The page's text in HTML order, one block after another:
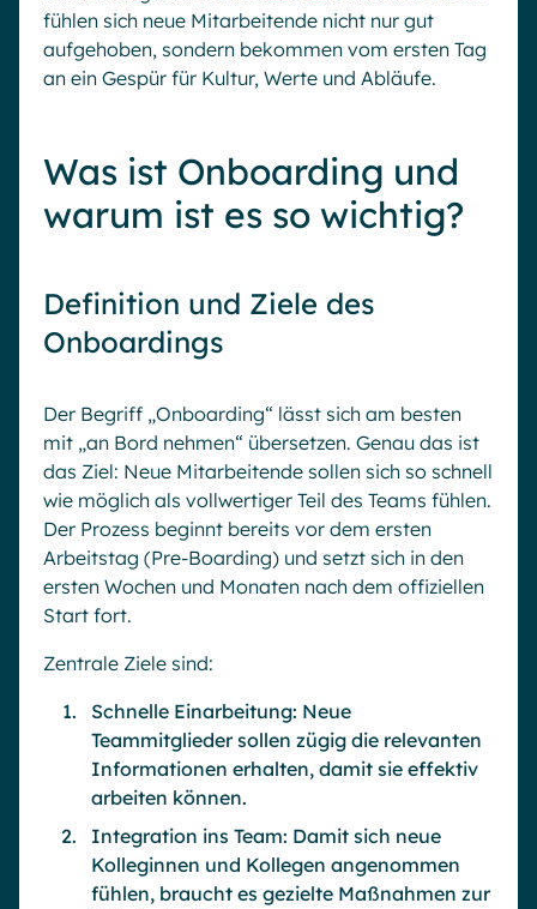
fühlen sich neue Mitarbeitende nicht nur gut
aufgehoben, sondern bekommen vom ersten Tag
an ein Gespür für Kultur, Werte und Abläufe.
Was ist Onboarding und
warum ist es so wichtig?
Definition und Ziele des
Onboardings
Der Begriff „Onboarding“ lässt sich am besten
mit „an Bord nehmen“ übersetzen. Genau das ist
das Ziel: Neue Mitarbeitende sollen sich so schnell
wie möglich als vollwertiger Teil des Teams fühlen.
Der Prozess beginnt bereits vor dem ersten
Arbeitstag (Pre-Boarding) und setzt sich in den
ersten Wochen und Monaten nach dem offiziellen
Start fort.
Zentrale Ziele sind:
Schnelle Einarbeitung: Neue
Teammitglieder sollen zügig die relevanten
Informationen erhalten, damit sie effektiv
arbeiten können.
Integration ins Team: Damit sich neue
Kolleginnen und Kollegen angenommen
fühlen, braucht es gezielte Maßnahmen zur